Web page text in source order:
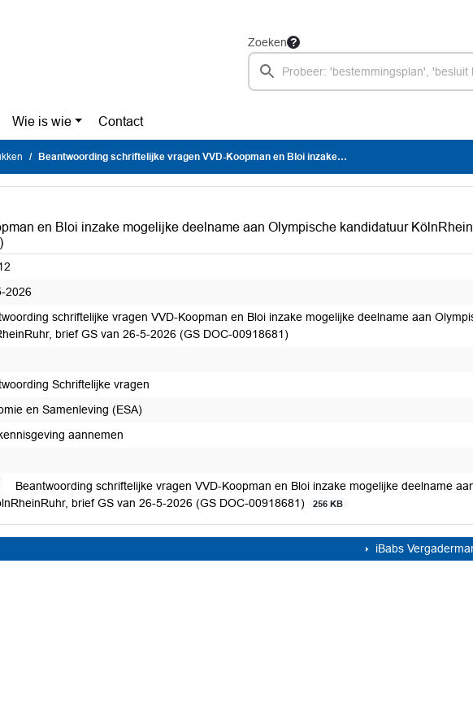
Zoeken
Wie is wie Contact
Beantwoording schriftelijke vragen VVD-Koopman en Bloi inzake mogelijke deelname aan Olympische kandidatuur KölnRheinRuhr, brief GS van 26-5-2026 (GS DOC-00918681)
en Bloi inzake mogelijke deelname aan Olympische kandidatuur
2026
schriftelijke vragen VVD-Koopman en Bloi inzake mogelijke deelname aan
brief GS van 26-5-2026 (GS DOC-00918681)
Schriftelijke vragen
en Samenleving (ESA)
aannemen
Beantwoording schriftelijke vragen VVD-Koopman en Bloi inzake mogelijke deelname
brief GS van 26-5-2026 (GS DOC-00918681)
256 KB
iBabs